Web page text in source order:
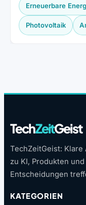
Erneuerbare
Photovoltaik
TechZeitGeist
TechZeitGeist:
zu KI, Produkten
Entscheidungen
KATEGORIEN